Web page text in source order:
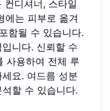
컨디셔너, 스타일
에는 피부로 옮겨
함될 수 있습니다.
니다. 신뢰할 수
사용하여 전체 루
요. 여드름 성분
할 수 있습니다.